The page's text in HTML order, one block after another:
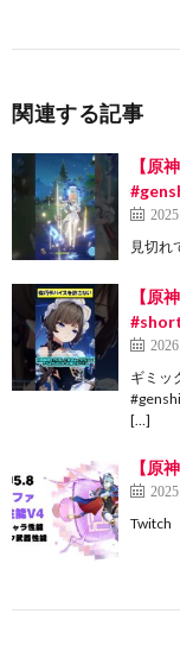
関連する記事
【原
見切れ
【原
ギミッ
[…]
【原